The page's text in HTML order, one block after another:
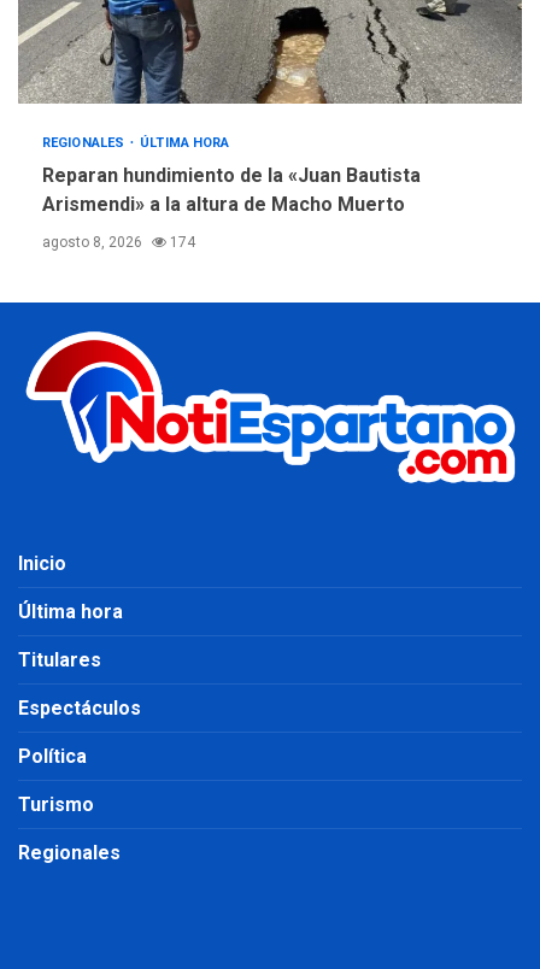
REGIONALES ÚLTIMA HORA
Reparan hundimiento de la «Juan Bautista
Arismendi» a la altura de Macho Muerto
agosto 8, 2026 174
Inicio
Última hora
Titulares
Espectáculos
Política
Turismo
Regionales